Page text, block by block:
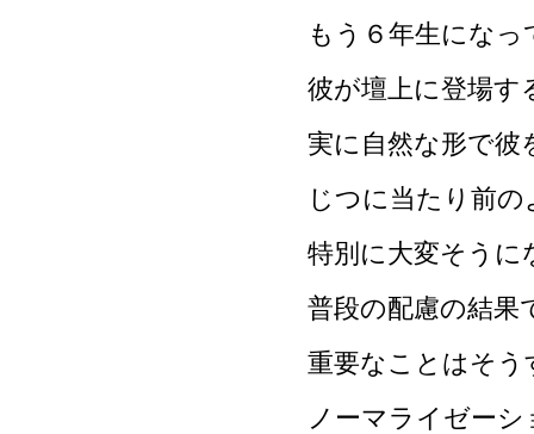
もう６年生にな
彼が壇上に登場す
実に自然な形で彼
じつに当たり前
特別に大変そう
普段の配慮の結果
重要なことはそ
ノーマライゼー